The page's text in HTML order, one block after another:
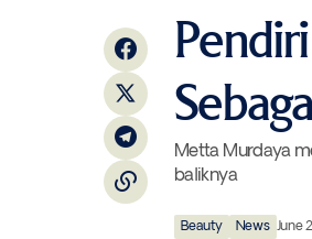
Metta Murdaya
baliknya
Beauty News June